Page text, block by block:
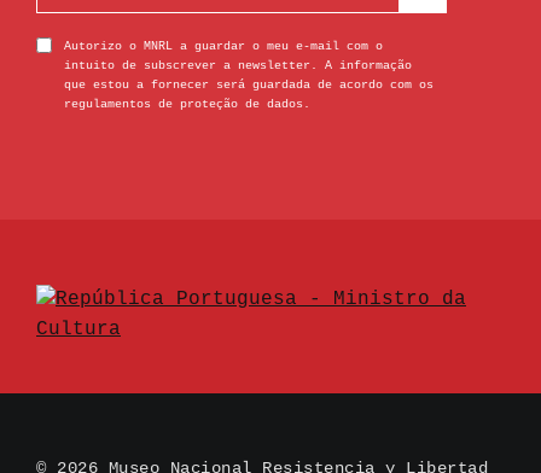
Autorizo o MNRL a guardar o meu e-mail com o
intuito de subscrever a newsletter. A informação
que estou a fornecer será guardada de acordo com os
regulamentos de proteção de dados.
© 2026 Museo Nacional Resistencia y Libertad